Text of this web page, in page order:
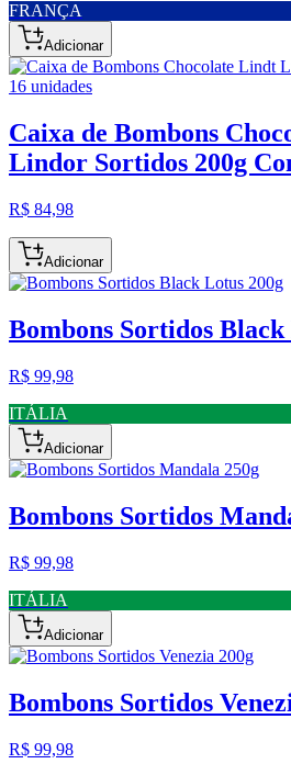
FRANÇA
Adicionar
Caixa de Bombons
Lindor Sortidos 200g
R$ 84,98
Adicionar
Bombons Sortidos Black
R$ 99,98
ITÁLIA
Adicionar
Bombons Sortidos
R$ 99,98
ITÁLIA
Adicionar
Bombons Sortidos
R$ 99,98